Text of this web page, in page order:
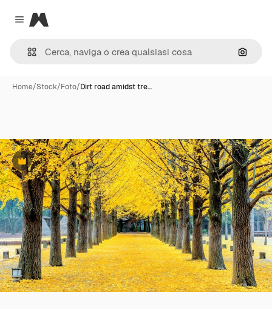
Close menu
Magnific
Cerca
Home/Stock/Foto/Dirt road amidst tre…
Premium